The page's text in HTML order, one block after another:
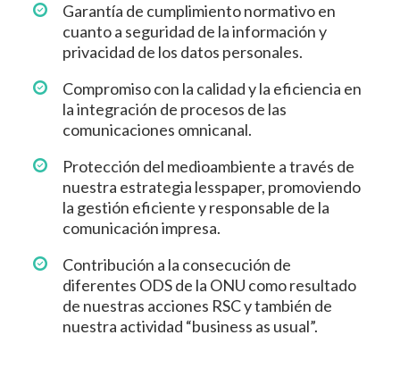
Garantía de cumplimiento normativo en
cuanto a seguridad de la información y
privacidad de los datos personales.
Compromiso con la calidad y la eficiencia en
la integración de procesos de las
comunicaciones omnicanal.
Protección del medioambiente a través de
nuestra estrategia lesspaper, promoviendo
la gestión eficiente y responsable de la
comunicación impresa.
Contribución a la consecución de
diferentes ODS de la ONU como resultado
de nuestras acciones RSC y también de
nuestra actividad “business as usual”.